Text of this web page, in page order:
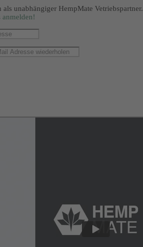
unabhängiger HempMate Vetriebspartner.